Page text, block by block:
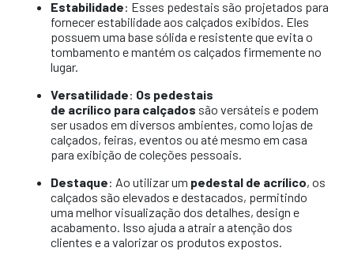
Estabilidade: Esses pedestais são projetados para
fornecer estabilidade aos calçados exibidos. Eles
possuem uma base sólida e resistente que evita o
tombamento e mantém os calçados firmemente no
lugar.
Versatilidade: Os pedestais
de acrílico para calçados são versáteis e podem
ser usados em diversos ambientes, como lojas de
calçados, feiras, eventos ou até mesmo em casa
para exibição de coleções pessoais.
Destaque: Ao utilizar um pedestal de acrílico, os
calçados são elevados e destacados, permitindo
uma melhor visualização dos detalhes, design e
acabamento. Isso ajuda a atrair a atenção dos
clientes e a valorizar os produtos expostos.